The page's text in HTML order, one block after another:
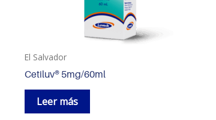
El Salvador
Cetiluv® 5mg/60ml
Leer más